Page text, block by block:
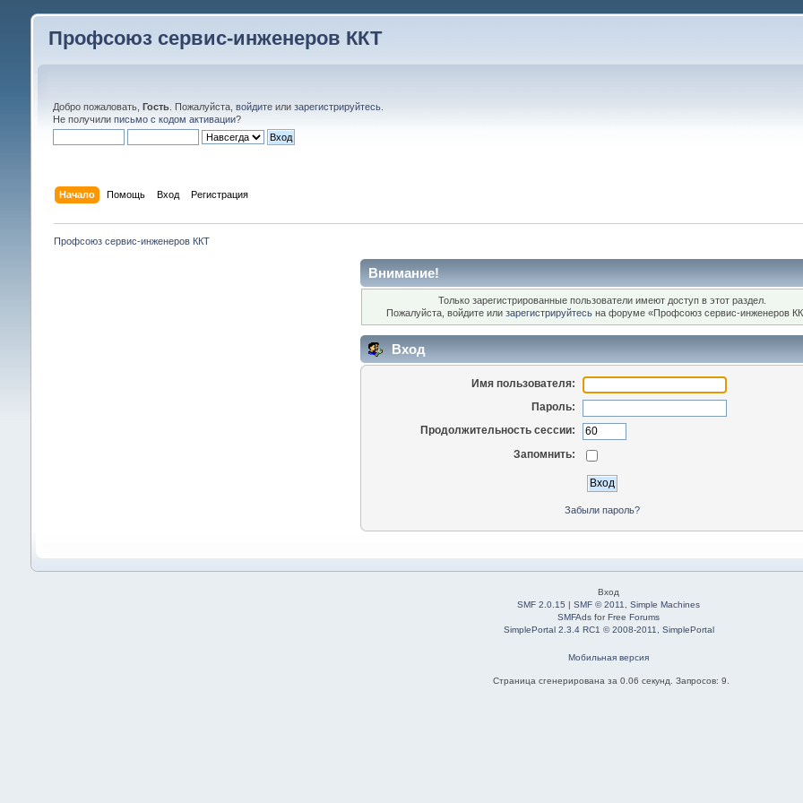
Профсоюз сервис-инженеров ККТ
Добро пожаловать, Гость. Пожалуйста, войдитеили зарегистрируйтесь.
Не получили письмо с кодом активации?
Начало Помощь Вход Регистрация
Профсоюз сервис-инженеров ККТ
Внимание!
Только зарегистрированные пользователи имеют доступ в этот раздел.
Пожалуйста, войдите илизарегистрируйтесь на форуме «Профсоюз сервис-инженеров
Вход
Имя пользователя:
Пароль:
Продолжительность сессии:
Запомнить:
Забыли пароль?
Вход
SMF 2.0.15 |SMF © 2011 ,Simple Machines
SMFAds forFree Forums
SimplePortal 2.3.4 RC1 © 2008-2011, SimplePortal
Мобильная версия
Страница сгенерирована за 0.06 секунд. Запросов: 9.